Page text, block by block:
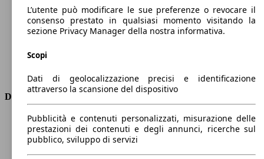
Coppia
230 nm
Cilindrata
1368 ccm
Carburante
Benzina
Trasmissione
Dimensioni
Lunghezza
4350 mm
Altezza
1460 mm
Larghezza
L’utente può modificare le sue preferenze o revocare il
consenso prestato in qualsiasi momento visitando la
sezione Privacy Manager della nostra informativa.
Scopi
Dati di geolocalizzazione precisi e identificazione
attraverso la scansione del dispositivo
Pubblicità e contenuti personalizzati, misurazione delle
prestazioni dei contenuti e degli annunci, ricerche sul
pubblico, sviluppo di servizi